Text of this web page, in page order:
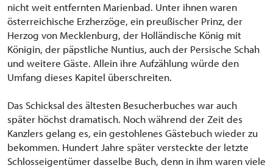
nicht weit entfernten Marienbad. Unter ihnen waren
österreichische Erzherzöge, ein preußischer Prinz, der
Herzog von Mecklenburg, der Holländische König mit
Königin, der päpstliche Nuntius, auch der Persische Schah
und weitere Gäste. Allein ihre Aufzählung würde den
Umfang dieses Kapitel überschreiten.
Das Schicksal des ältesten Besucherbuches war auch
später höchst dramatisch. Noch während der Zeit des
Kanzlers gelang es, ein gestohlenes Gästebuch wieder zu
bekommen. Hundert Jahre später versteckte der letzte
Schlosseigentümer dasselbe Buch, denn in ihm waren viele